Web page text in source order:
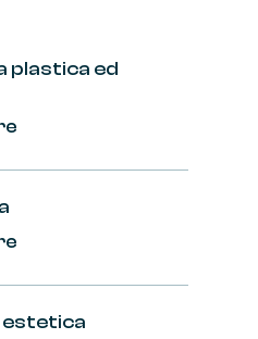
plastica ed
estetica